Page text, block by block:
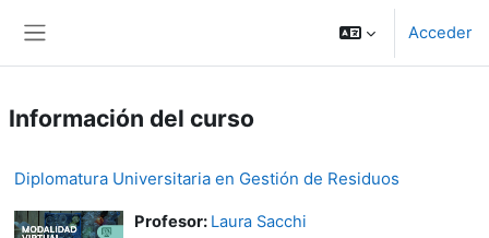
Acceder
Información del curso
Diplomatura Universitaria en Gestión de Residuos
Profesor: Laura Sacchi